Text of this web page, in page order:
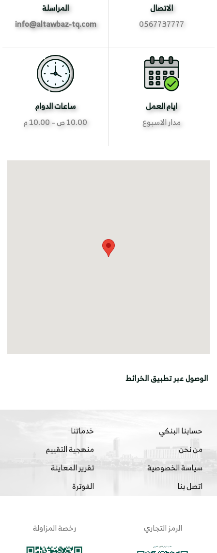
الاتصال
0567737777
المراسلة
info@altawbaz-tq.com
ايام العمل
مدار الاسبوع
ساعات الدوام
10.00 ص – 10.00 م
الوصول عبر تطبيق الخرائط
حسابنا البنكي
من نحن
سياسة الخصوصية
اتصل بنا
خدماتنا
منهجية التقييم
تقرير المعاينة
الفوترة
الرمز التجاري رخصة المزاولة